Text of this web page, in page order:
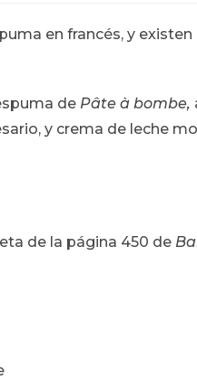
entrada:
en francés, y
de Pâte à bombe,
y crema de leche
de la página 450 de